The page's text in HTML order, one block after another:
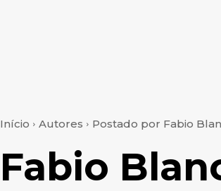
Início Autores Postado por Fabio
Fabio